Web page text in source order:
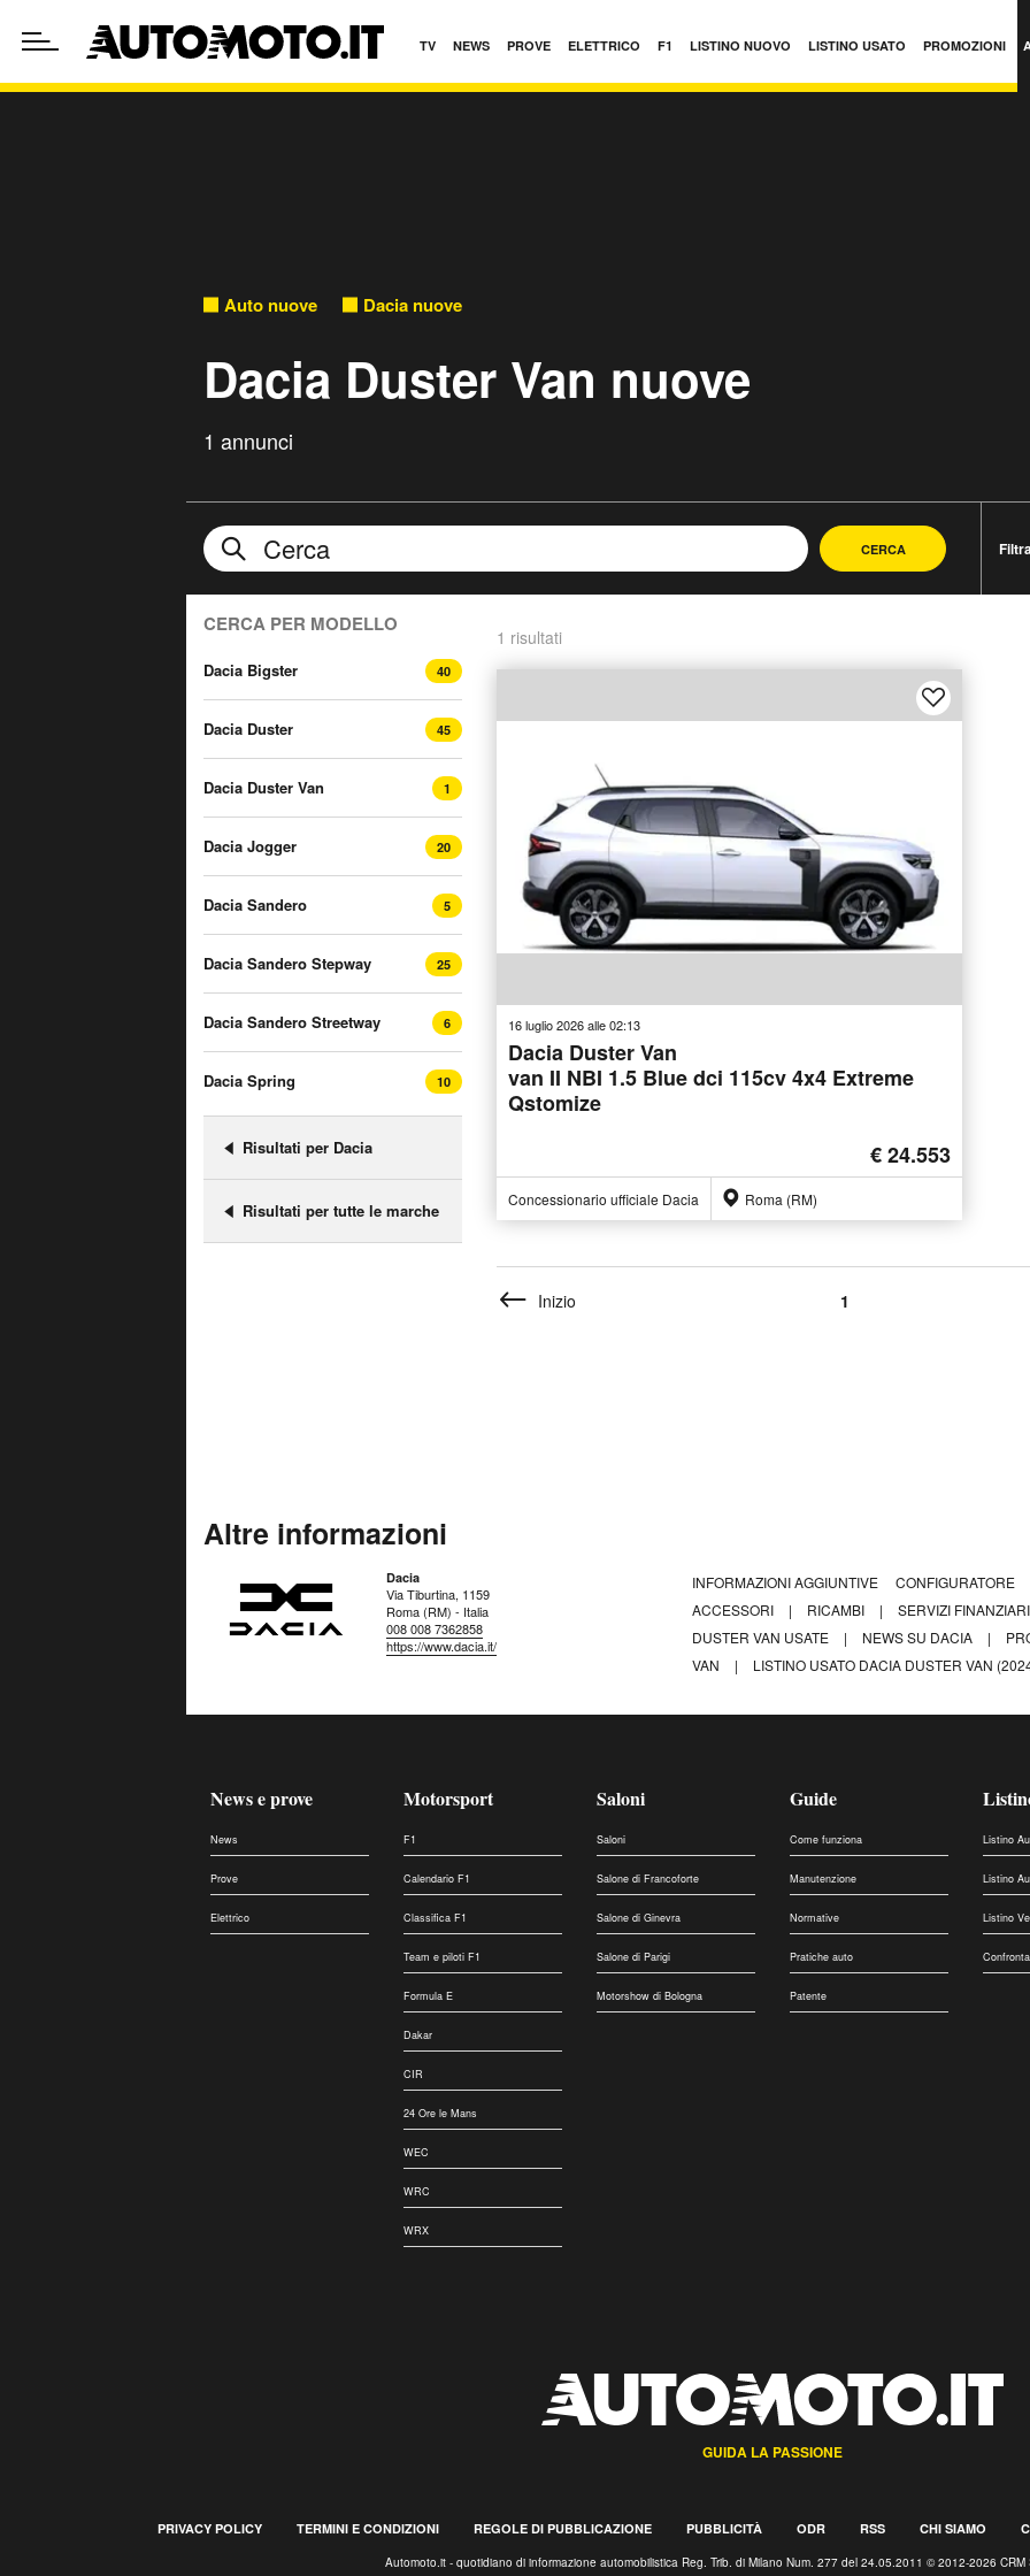
TV NEWS PROVE ELETTRICO F1 LISTINO NUOVO LISTINO USATO PROMOZIONI
Auto nuove Dacia nuove
Dacia Duster Van nuove
1 annunci
CERCA
CERCA PER MODELLO
Dacia Bigster 40
Dacia Duster 45
Dacia Duster Van 1
Dacia Jogger 20
Dacia Sandero 5
Dacia Sandero Stepway 25
Dacia Sandero Streetway 6
Dacia Spring 10
Risultati per Dacia
Risultati per tutte le marche
1 risultati
16 luglio 2026 alle 02:13
Dacia Duster Van
van II NBI 1.5 Blue dci 115cv 4x4 Extreme
Qstomize
€ 24.553
Concessionario ufficiale Dacia Roma (RM)
Inizio 1
Altre informazioni
Dacia
Via Tiburtina, 1159
Roma (RM) - Italia
008 008 7362858
https://www.dacia.it/
INFORMAZIONI AGGIUNTIVE CONFIGURATORE
ACCESSORI
| RICAMBI |
SERVIZI
DUSTER VAN USATE
| NEWS SU DACIA |
VAN
| LISTINO USATO DACIA DUSTER VAN
News e prove
News
Prove
Elettrico
Motorsport
F1
Calendario F1
Classifica F1
Team e piloti F1
Formula E
Dakar
CIR
24 Ore le Mans
WEC
WRC
WRX
Saloni
Saloni
Salone di Francoforte
Salone di Ginevra
Salone di Parigi
Motorshow di Bologna
Guide
Come funziona
Manutenzione
Normative
Pratiche auto
Patente
Listino
Listino
Listino
GUIDA LA PASSIONE
PRIVACY POLICY TERMINI E CONDIZIONI REGOLE DI PUBBLICAZIONE PUBBLICITÀ ODR RSS CHI SIAMO
Automoto.it - quotidiano di informazione automobilistica Reg. Trib. di Milano Num. 277 del 24.05.2011 © 2012-2026